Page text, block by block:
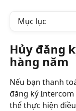
Mục lục
Hủy đăng
hàng năm
Nếu bạn thanh
đăng ký Intercom
thể thực hiện